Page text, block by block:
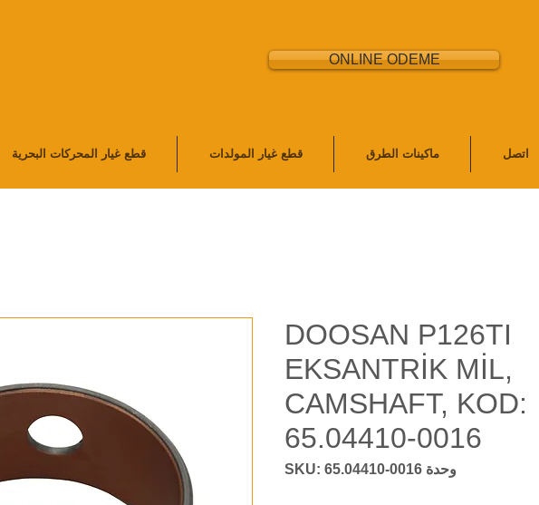
ONLINE ODEME
قطع غيار المحركات البحرية قطع غيار المولدات ماكينات الطرق اتصل
DOOSAN P126TI
EKSANTRİK MİL,
CAMSHAFT, KOD:
65.04410-0016
وحدة SKU: 65.04410-0016